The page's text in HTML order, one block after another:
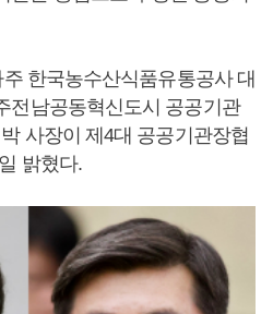
한국농수산식품유통공사 대
전남공동혁신도시 공공기관
사장이 제4대 공공기관장협
밝혔다.